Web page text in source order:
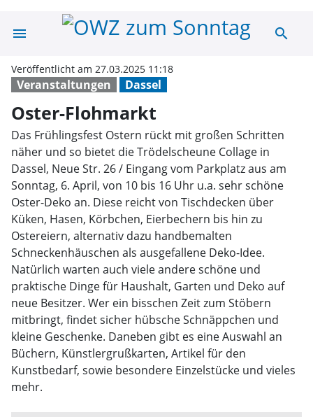
menu Oster- search
Veranstaltungen Dassel
Veröffentlicht am 27.03.2025 11:18
Oster-Flohmarkt
Das Frühlingsfest Ostern rückt mit großen Schritten
näher und so bietet die Trödelscheune Collage in
Dassel, Neue Str. 26 / Eingang vom Parkplatz aus am
Sonntag, 6. April, von 10 bis 16 Uhr u.a. sehr schöne
Oster-Deko an. Diese reicht von Tischdecken über
Küken, Hasen, Körbchen, Eierbechern bis hin zu
Ostereiern, alternativ dazu handbemalten
Schneckenhäuschen als ausgefallene Deko-Idee.
Natürlich warten auch viele andere schöne und
praktische Dinge für Haushalt, Garten und Deko auf
neue Besitzer. Wer ein bisschen Zeit zum Stöbern
mitbringt, findet sicher hübsche Schnäppchen und
kleine Geschenke. Daneben gibt es eine Auswahl an
Büchern, Künstlergrußkarten, Artikel für den
Kunstbedarf, sowie besondere Einzelstücke und vieles
mehr.